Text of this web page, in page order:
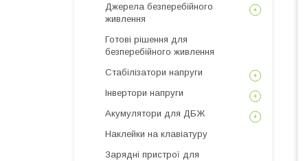
Джерела безперебійного
живлення
Готові рішення для
безперебійного живлення
Стабілізатори напруги
Інвертори напруги
Акумулятори для ДБЖ
Наклейки на клавіатуру
Зарядні пристрої для